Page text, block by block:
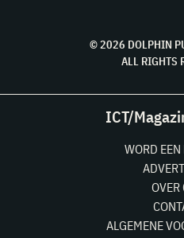
© 2026 DOLPHIN
ALL RIGHTS
ICT/
WORD EEN
OVER
ALGEMENE